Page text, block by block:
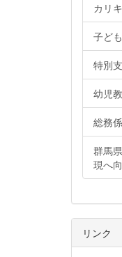
カリ
子ど
特別
幼児
総務
群馬
現へ
リンク